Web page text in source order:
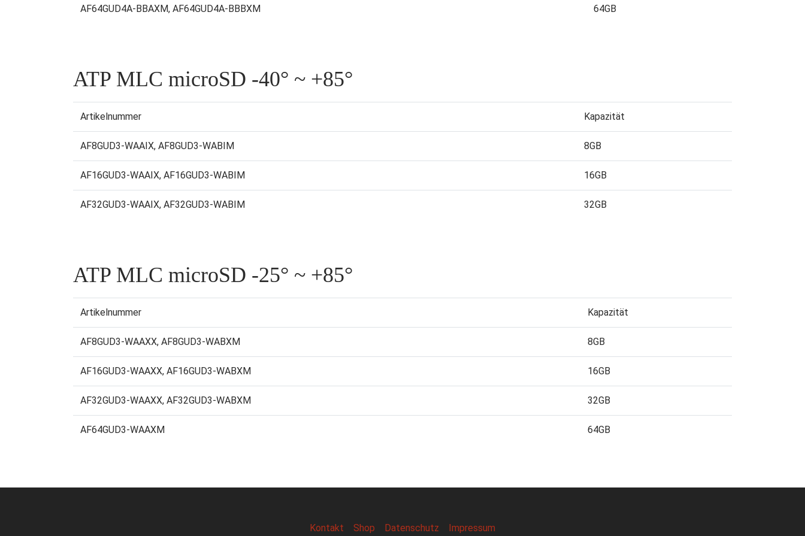
AF64GUD4A-BBAXM, AF64GUD4A-BBBXM 64GB
ATP MLC microSD -40° ~ +85°
Artikelnummer Kapazität
AF8GUD3-WAAIX, AF8GUD3-WABIM 8GB
AF16GUD3-WAAIX, AF16GUD3-WABIM 16GB
AF32GUD3-WAAIX, AF32GUD3-WABIM 32GB
ATP MLC microSD -25° ~ +85°
Artikelnummer Kapazität
AF8GUD3-WAAXX, AF8GUD3-WABXM 8GB
AF16GUD3-WAAXX, AF16GUD3-WABXM 16GB
AF32GUD3-WAAXX, AF32GUD3-WABXM 32GB
AF64GUD3-WAAXM 64GB
Kontakt Shop Datenschutz Impressum